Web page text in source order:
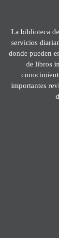
La biblioteca
servicios
donde pueden
de libros
importantes